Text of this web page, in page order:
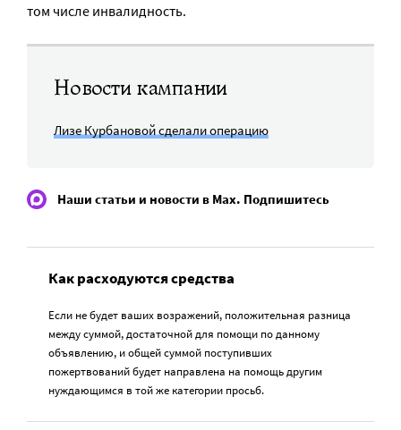
том числе инвалидность.
Новости кампании
Лизе Курбановой сделали операцию
Наши статьи и новости в Max. Подпишитесь
Как расходуются средства
Если не будет ваших возражений, положительная разница
между суммой, достаточной для помощи по данному
объявлению, и общей суммой поступивших
пожертвований будет направлена на помощь другим
нуждающимся в той же категории просьб.